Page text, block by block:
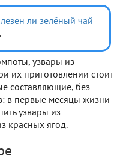
ли зелёный чай
.
узвары из
их приготовлении стоит
составляющие, без
в первые месяцы жизни
узвары из
красных ягод.